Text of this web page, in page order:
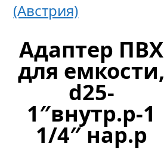
(Австрия)
Адаптер ПВХ
для емкости,
d25-
1″внутр.р-1
1/4″ нар.р